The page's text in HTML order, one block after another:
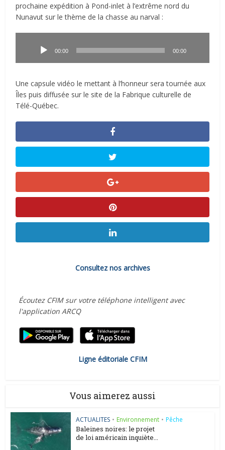
prochaine expédition à Pond-inlet à l’extrême nord du
Nunavut sur le thème de la chasse au narval :
00:00 00:00
Une capsule vidéo le mettant à l’honneur sera tournée aux
Îles puis diffusée sur le site de la Fabrique culturelle de
Télé-Québec.
Consultez nos archives
Écoutez CFIM sur votre téléphone intelligent avec
l'application ARCQ
Ligne éditoriale CFIM
Vous aimerez aussi
ACTUALITES • Environnement • Pêche
Baleines noires: le projet
de loi américain inquiète...